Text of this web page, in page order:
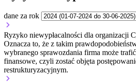
dane za rok
Ryzyko niewypłacalności dla organizacji
Oznacza to, że z takim
wybranego sprawozdania firma może
finansowe, czyli zostać objęta
restrukturyzacyjnym.